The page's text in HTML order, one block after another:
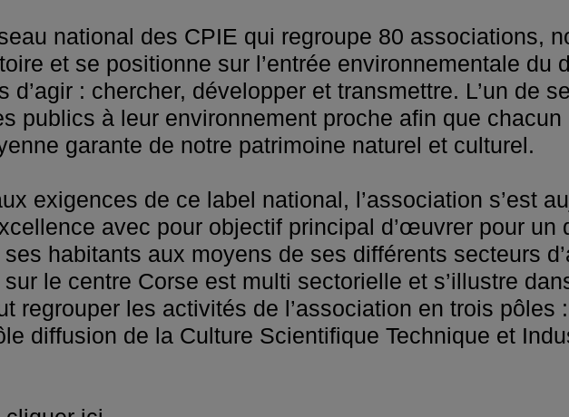
national des CPIE qui regroupe 80 associations,
et se positionne sur l’entrée environnementale du
d’agir : chercher, développer et transmettre. L’un de
publics à leur environnement proche afin que chacun
garante de notre patrimoine naturel et culturel.
exigences de ce label national, l’association s’est
avec pour objectif principal d’œuvrer pour un
habitants aux moyens de ses différents secteurs
le centre Corse est multi sectorielle et s’illustre
regrouper les activités de l’association en trois pôles
diffusion de la Culture Scientifique Technique et